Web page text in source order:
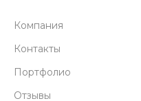
Компания
Контакты
Портфолио
Отзывы